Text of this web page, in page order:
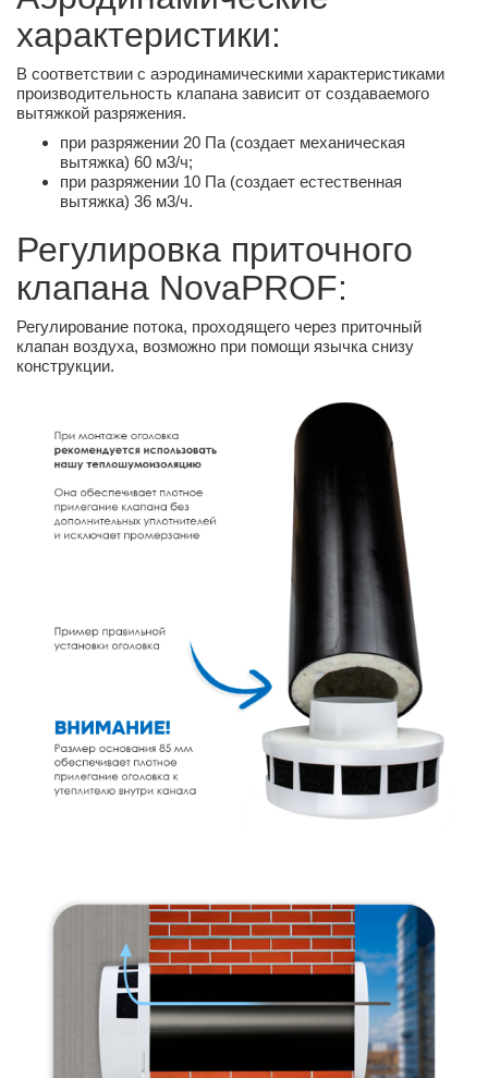
характеристики:
В соответствии с аэродинамическими характеристиками
производительность клапана зависит от создаваемого
вытяжкой разряжения.
при разряжении 20 Па (создает механическая
вытяжка) 60 м3/ч;
при разряжении 10 Па (создает естественная
вытяжка) 36 м3/ч.
Регулировка приточного
клапана NovaPROF:
Регулирование потока, проходящего через приточный
клапан воздуха, возможно при помощи язычка снизу
конструкции.